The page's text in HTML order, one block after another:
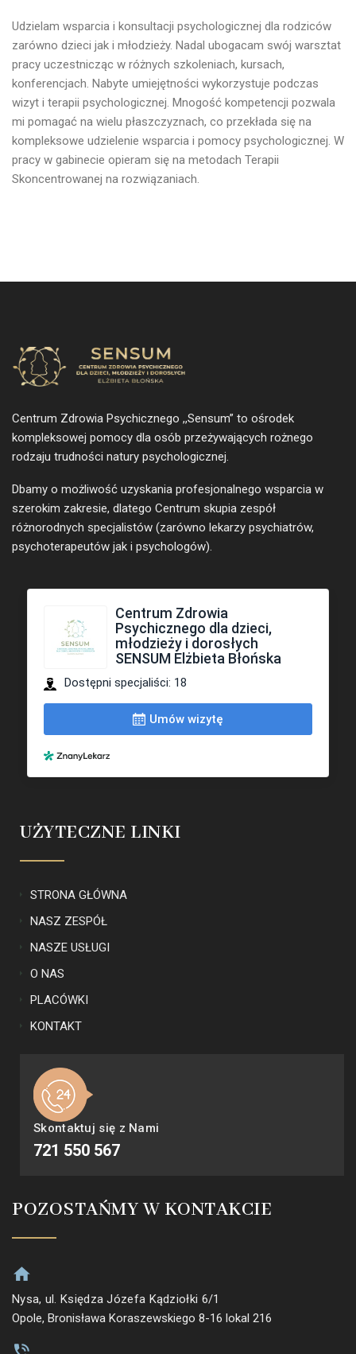
Udzielam wsparcia i konsultacji psychologicznej dla rodziców
zarówno dzieci jak i młodzieży. Nadal ubogacam swój warsztat
pracy uczestnicząc w różnych szkoleniach, kursach,
konferencjach. Nabyte umiejętności wykorzystuje podczas
wizyt i terapii psychologicznej. Mnogość kompetencji pozwala
mi pomagać na wielu płaszczyznach, co przekłada się na
kompleksowe udzielenie wsparcia i pomocy psychologicznej. W
pracy w gabinecie opieram się na metodach Terapii
Skoncentrowanej na rozwiązaniach.
Centrum Zdrowia Psychicznego ,,Sensum” to ośrodek
kompleksowej pomocy dla osób przeżywających rożnego
rodzaju trudności natury psychologicznej.
Dbamy o możliwość uzyskania profesjonalnego wsparcia w
szerokim zakresie, dlatego Centrum skupia zespół
różnorodnych specjalistów (zarówno lekarzy psychiatrów,
psychoterapeutów jak i psychologów).
UŻYTECZNE LINKI
STRONA GŁÓWNA
NASZ ZESPÓŁ
NASZE USŁUGI
O NAS
PLACÓWKI
KONTAKT
Skontaktuj się z Nami
721 550 567
POZOSTAŃMY W KONTAKCIE
Nysa, ul. Księdza Józefa Kądziołki 6/1
Opole, Bronisława Koraszewskiego 8-16 lokal 216